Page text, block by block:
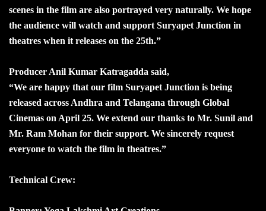
scenes in the film are also portrayed very naturally. We hope
the audience will watch and support Suryapet Junction in
theatres when it releases on the 25th.”
Producer Anil Kumar Katragadda said,
“We are happy that our film Suryapet Junction is being
released across Andhra and Telangana through Global
Cinemas on April 25. We extend our thanks to Mr. Sunil and
Mr. Ram Mohan for their support. We sincerely request
everyone to watch the film in theatres.”
Technical Crew: